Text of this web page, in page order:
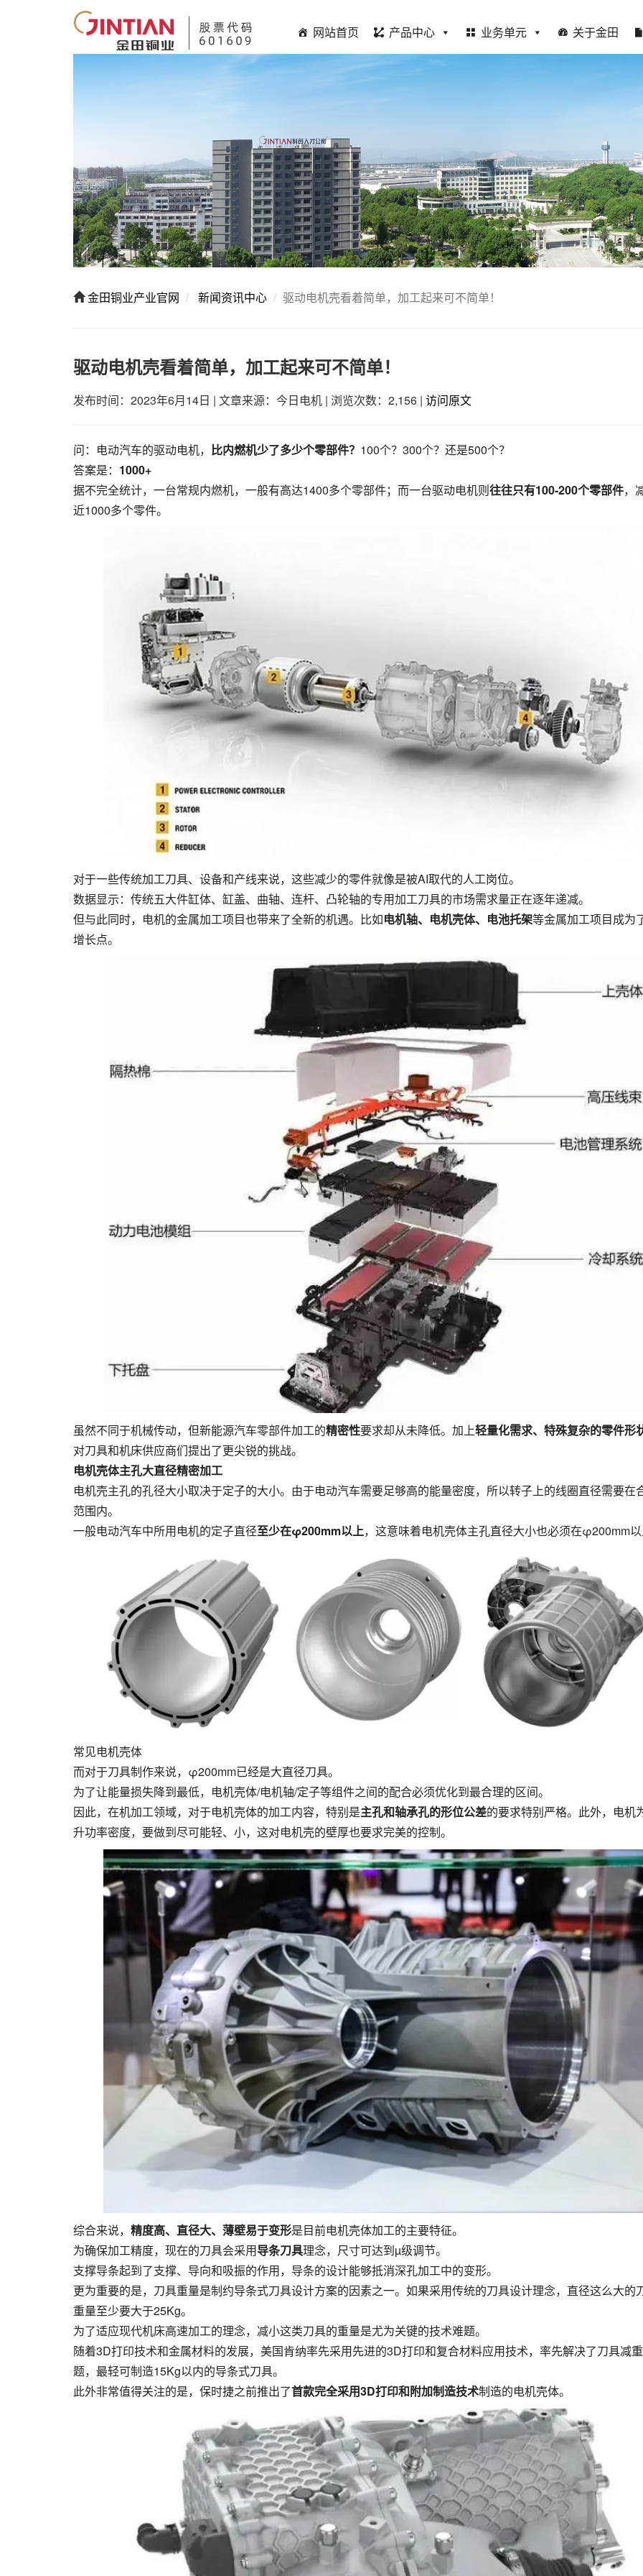
网站首页 产品中心 业务单元 关于金田
金田铜业产业官网 新闻资讯中心 驱动电机壳看着简单，加工起来可不简单！
驱动电机壳看着简单，加工起来可不简单！
发布时间：2023年6月14日 | 文章来源：今日电机 | 浏览次数：2,156 | 访问原文
问：电动汽车的驱动电机， 比内燃机少了多少个零部件？ 100个？300个？还是500个？
答案是： 1000+
据不完全统计，一台常规内燃机，一般有高达1400多个零部件；而一台驱动电机则往往只有100-200个零部件，
近1000多个零件。
对于一些传统加工刀具、设备和产线来说，这些减少的零件就像是被AI取代的人工岗位。
数据显示：传统五大件缸体、缸盖、曲轴、连杆、凸轮轴的专用加工刀具的市场需求量正在逐年递减。
但与此同时，电机的金属加工项目也带来了全新的机遇。比如电机轴、电机壳体、电池托架等金属加工项目成为
增长点。
虽然不同于机械传动，但新能源汽车零部件加工的精密性要求却从未降低。加上轻量化需求、特殊复杂的零件形
对刀具和机床供应商们提出了更尖锐的挑战。
电机壳体主孔大直径精密加工
电机壳主孔的孔径大小取决于定子的大小。由于电动汽车需要足够高的能量密度，所以转子上的线圈直径需要在
范围内。
一般电动汽车中所用电机的定子直径至少在φ200mm以上，这意味着电机壳体主孔直径大小也必须在φ200mm
常见电机壳体
而对于刀具制作来说，φ200mm已经是大直径刀具。
为了让能量损失降到最低，电机壳体/电机轴/定子等组件之间的配合必须优化到最合理的区间。
因此，在机加工领域，对于电机壳体的加工内容，特别是主孔和轴承孔的形位公差的要求特别严格。此外，电机
升功率密度，要做到尽可能轻、小，这对电机壳的壁厚也要求完美的控制。
综合来说， 精度高、直径大、薄壁易于变形是目前电机壳体加工的主要特征。
为确保加工精度，现在的刀具会采用导条刀具理念，尺寸可达到µ级调节。
支撑导条起到了支撑、导向和吸振的作用，导条的设计能够抵消深孔加工中的变形。
更为重要的是，刀具重量是制约导条式刀具设计方案的因素之一。如果采用传统的刀具设计理念，直径这么大的
重量至少要大于25Kg。
为了适应现代机床高速加工的理念，减小这类刀具的重量是尤为关键的技术难题。
随着3D打印技术和金属材料的发展，美国肯纳率先采用先进的3D打印和复合材料应用技术，率先解决了刀具减
题，最轻可制造15Kg以内的导条式刀具。
此外非常值得关注的是，保时捷之前推出了首款完全采用3D打印和附加制造技术制造的电机壳体。